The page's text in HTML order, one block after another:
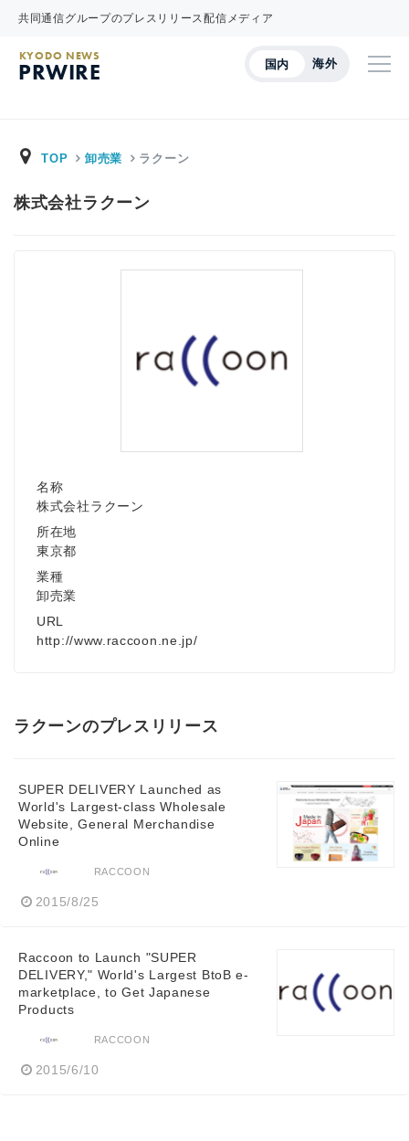
共同通信グループのプレスリリース配信メディア
国内 海外
KYODO NEWS
PRWIRE
TOP 卸売業 ラクーン
株式会社ラクーン
名称
株式会社ラクーン
所在地
東京都
業種
卸売業
URL
http://www.raccoon.ne.jp/
ラクーンのプレスリリース
SUPER DELIVERY Launched as
World's Largest-class Wholesale
Website, General Merchandise
Online
RACCOON
2015/8/25
Raccoon to Launch "SUPER
DELIVERY," World's Largest BtoB e-
marketplace, to Get Japanese
Products
RACCOON
2015/6/10